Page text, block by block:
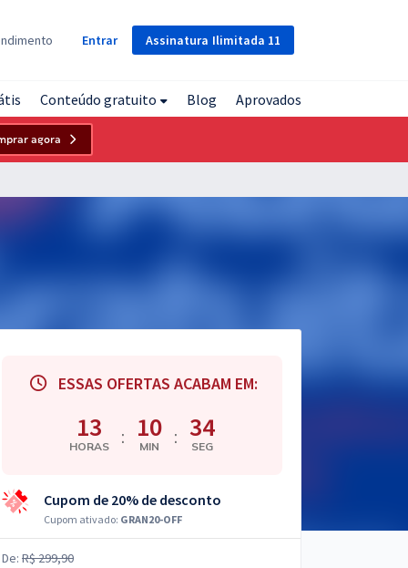
Assinatura Ilimitada 11
Entrar
Conteúdo gratuito Blog Aprovados
agora
ESSAS OFERTAS ACABAM EM:
13
HORAS : 10
MIN : 33
SEG
Cupom de 20% de desconto
Cupom ativado: GRAN20-OFF
De: R$ 299,90